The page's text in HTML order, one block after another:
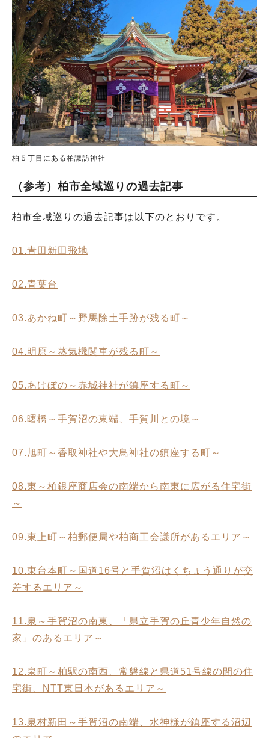
柏５丁目にある柏諏訪神社
（参考）柏市全域巡りの過去記事
柏市全域巡りの過去記事は以下のとおりです。
01.青田新田飛地
02.青葉台
03.あかね町～野馬除土手跡が残る町～
04.明原～蒸気機関車が残る町～
05.あけぼの～赤城神社が鎮座する町～
06.曙橋～手賀沼の東端、手賀川との境～
07.旭町～香取神社や大鳥神社の鎮座する町～
08.東～柏銀座商店会の南端から南東に広がる住宅街
～
09.東上町～柏郵便局や柏商工会議所があるエリア～
10.東台本町～国道16号と手賀沼はくちょう通りが交
差するエリア～
11.泉～手賀沼の南東、「県立手賀の丘青少年自然の
家」のあるエリア～
12.泉町～柏駅の南西、常磐線と県道51号線の間の住
宅街、NTT東日本があるエリア～
13.泉村新田～手賀沼の南端、水神様が鎮座する沼辺